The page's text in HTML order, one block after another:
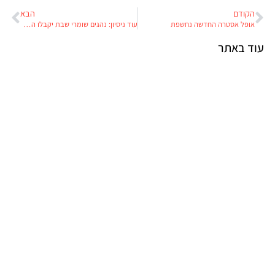
הקודם
אופל אסטרה החדשה נחשפת
הבא
עוד ניסיון: נהגים שומרי שבת יקבלו הנחה בביטוח?
עוד באתר